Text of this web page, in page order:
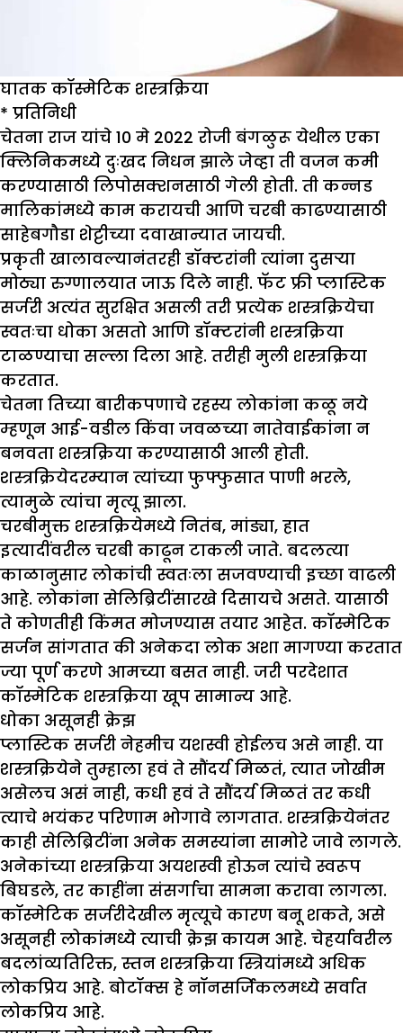
घातक कॉस्मेटिक शस्त्रक्रिया
* प्रतिनिधी
चेतना राज यांचे 10 मे 2022 रोजी बंगळुरू येथील एका
क्लिनिकमध्ये दुःखद निधन झाले जेव्हा ती वजन कमी
करण्यासाठी लिपोसक्शनसाठी गेली होती. ती कन्नड
मालिकांमध्ये काम करायची आणि चरबी काढण्यासाठी
साहेबगौडा शेट्टीच्या दवाखान्यात जायची.
प्रकृती खालावल्यानंतरही डॉक्टरांनी त्यांना दुसऱ्या
मोठ्या रुग्णालयात जाऊ दिले नाही. फॅट फ्री प्लास्टिक
सर्जरी अत्यंत सुरक्षित असली तरी प्रत्येक शस्त्रक्रियेचा
स्वतःचा धोका असतो आणि डॉक्टरांनी शस्त्रक्रिया
टाळण्याचा सल्ला दिला आहे. तरीही मुली शस्त्रक्रिया
करतात.
चेतना तिच्या बारीकपणाचे रहस्य लोकांना कळू नये
म्हणून आई-वडील किंवा जवळच्या नातेवाईकांना न
बनवता शस्त्रक्रिया करण्यासाठी आली होती.
शस्त्रक्रियेदरम्यान त्यांच्या फुफ्फुसात पाणी भरले,
त्यामुळे त्यांचा मृत्यू झाला.
चरबीमुक्त शस्त्रक्रियेमध्ये नितंब, मांड्या, हात
इत्यादींवरील चरबी काढून टाकली जाते. बदलत्या
काळानुसार लोकांची स्वतःला सजवण्याची इच्छा वाढली
आहे. लोकांना सेलिब्रिटींसारखे दिसायचे असते. यासाठी
ते कोणतीही किंमत मोजण्यास तयार आहेत. कॉस्मेटिक
सर्जन सांगतात की अनेकदा लोक अशा मागण्या करतात
ज्या पूर्ण करणे आमच्या बसत नाही. जरी परदेशात
कॉस्मेटिक शस्त्रक्रिया खूप सामान्य आहे.
धोका असूनही क्रेझ
प्लास्टिक सर्जरी नेहमीच यशस्वी होईलच असे नाही. या
शस्त्रक्रियेने तुम्हाला हवं ते सौंदर्य मिळतं, त्यात जोखीम
असेलच असं नाही, कधी हवं ते सौंदर्य मिळतं तर कधी
त्याचे भयंकर परिणाम भोगावे लागतात. शस्त्रक्रियेनंतर
काही सेलिब्रिटींना अनेक समस्यांना सामोरे जावे लागले.
अनेकांच्या शस्त्रक्रिया अयशस्वी होऊन त्यांचे स्वरूप
बिघडले, तर काहींना संसर्गाचा सामना करावा लागला.
कॉस्मेटिक सर्जरीदेखील मृत्यूचे कारण बनू शकते, असे
असूनही लोकांमध्ये त्याची क्रेझ कायम आहे. चेहर्यावरील
बदलांव्यतिरिक्त, स्तन शस्त्रक्रिया स्त्रियांमध्ये अधिक
लोकप्रिय आहे. बोटॉक्स हे नॉनसर्जिकलमध्ये सर्वात
लोकप्रिय आहे.